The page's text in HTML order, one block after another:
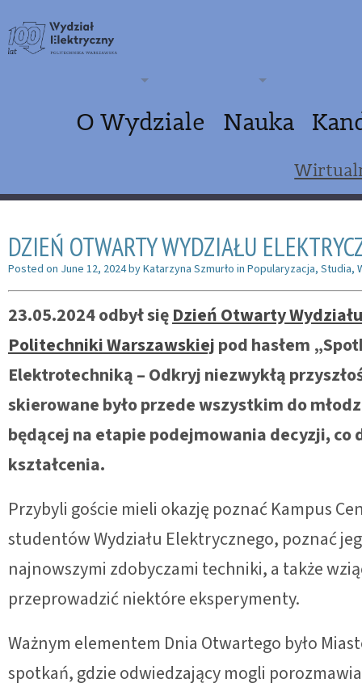
O Wydziale Nauka
DZIEŃ OTWARTY WYDZIAŁU
Posted on June 12, 2024byKatarzyna Szmurło in Popularyzacja, Studia,
23.05.2024 odbył sięDzień Otwarty
Politechniki Warszawskiejpod hasłem
Elektrotechniką – Odkryj niezwykłą
skierowane było przede wszystkim do
będącej na etapie podejmowania decyzji, co
kształcenia.
Przybyli goście mieli okazję poznać Kampus
studentów Wydziału Elektrycznego, poznać
najnowszymi zdobyczami techniki, a także
przeprowadzić niektóre eksperymenty.
Ważnym elementem Dnia Otwartego było
spotkań, gdzie odwiedzający mogli